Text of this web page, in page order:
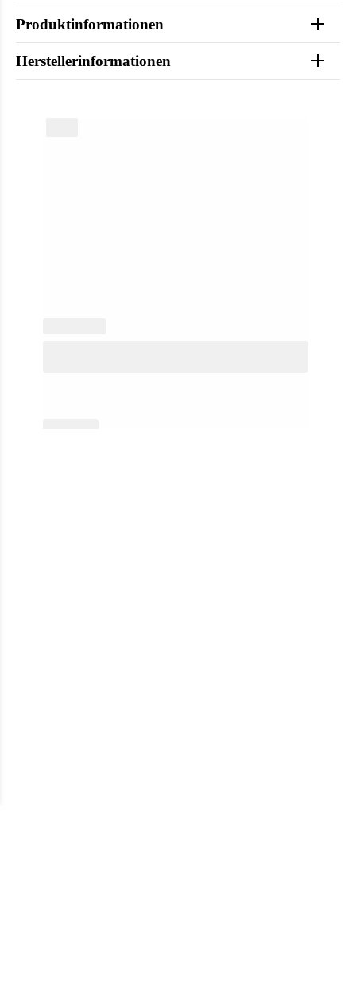
Produktinformationen
Herstellerinformationen